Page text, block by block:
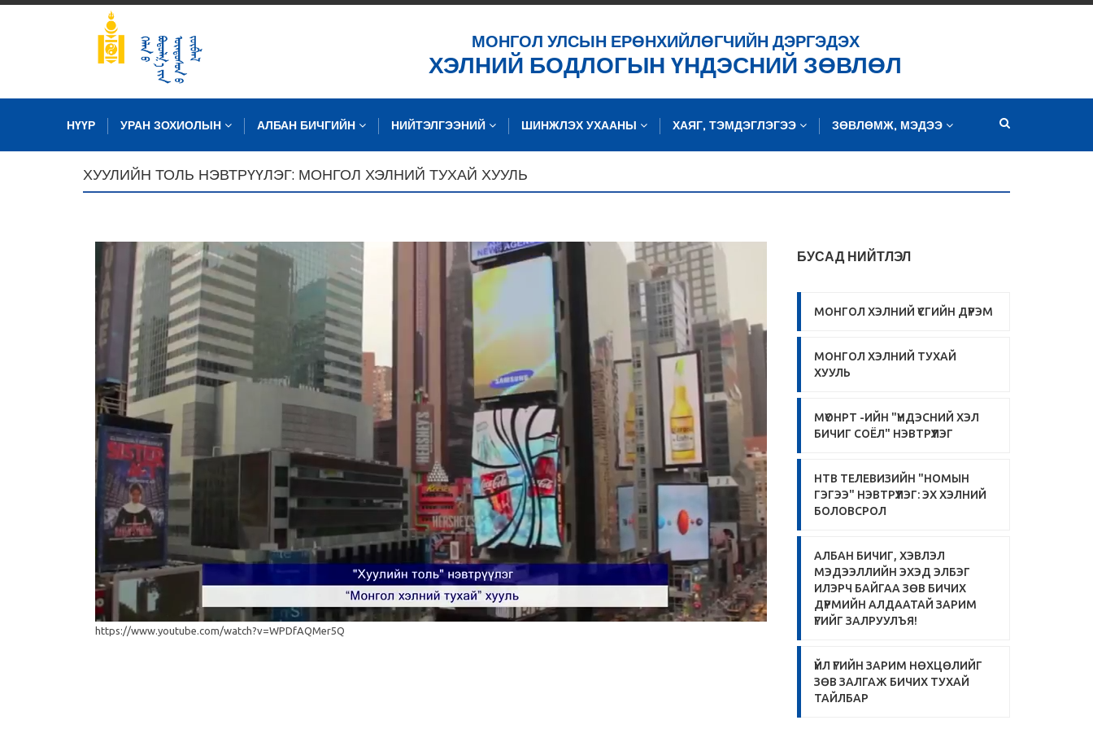
МОНГОЛ УЛСЫН ЕРӨНХИЙЛӨГЧИЙН ДЭРГЭДЭХ
ХЭЛНИЙ БОДЛОГЫН ҮНДЭСНИЙ ЗӨВЛӨЛ
НҮҮР УРАН ЗОХИОЛЫН АЛБАН БИЧГИЙН НИЙТЭЛГЭЭНИЙ ШИНЖЛЭХ УХААНЫ ХАЯГ, ТЭМДЭГЛЭГЭЭ ЗӨВЛӨМЖ, МЭДЭЭ
ХУУЛИЙН ТОЛЬ НЭВТРҮҮЛЭГ: МОНГОЛ ХЭЛНИЙ ТУХАЙ ХУУЛЬ
https://www.youtube.com/watch?v=WPDfAQMer5Q
БУСАД НИЙТЛЭЛ
МОНГОЛ ХЭЛНИЙ ҮСГИЙН ДҮРЭМ
МОНГОЛ ХЭЛНИЙ ТУХАЙ
ХУУЛЬ
МҮОНРТ -ИЙН "ҮНДЭСНИЙ ХЭЛ
БИЧИГ СОЁЛ" НЭВТРҮҮЛЭГ
НТВ ТЕЛЕВИЗИЙН "НОМЫН
ГЭГЭЭ" НЭВТРҮҮЛЭГ: ЭХ ХЭЛНИЙ
БОЛОВСРОЛ
АЛБАН БИЧИГ, ХЭВЛЭЛ
МЭДЭЭЛЛИЙН ЭХЭД ЭЛБЭГ
ИЛЭРЧ БАЙГАА ЗӨВ БИЧИХ
ДҮРМИЙН АЛДААТАЙ ЗАРИМ
ҮГИЙГ ЗАЛРУУЛЪЯ!
ҮЙЛ ҮГИЙН ЗАРИМ НӨХЦӨЛИЙГ
ЗӨВ ЗАЛГАЖ БИЧИХ ТУХАЙ
ТАЙЛБАР